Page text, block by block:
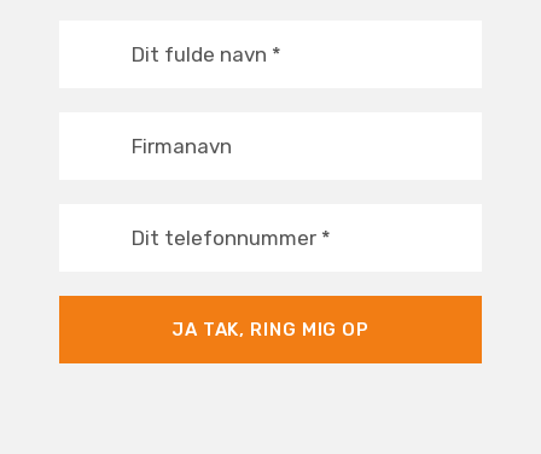
Dit fulde navn *
Firmanavn
Dit telefonnummer *
JA TAK, RING MIG OP